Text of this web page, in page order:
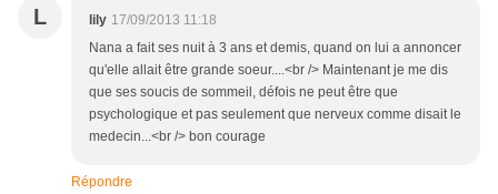
L lily 17/09/2013 11:18
Nana a fait ses nuit à 3 ans et demis, quand on lui a annoncer
qu'elle allait être grande soeur....<br /> Maintenant je me dis
que ses soucis de sommeil, défois ne peut être que
psychologique et pas seulement que nerveux comme disait le
medecin...<br /> bon courage
Répondre